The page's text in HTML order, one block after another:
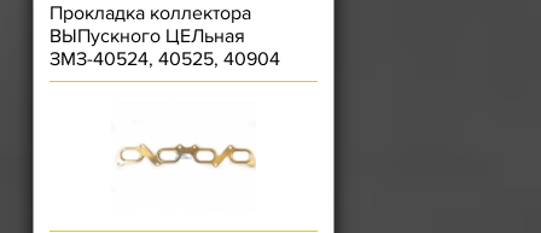
Прокладка коллектора
ВЫПускного ЦЕЛьная
ЗМЗ-40524, 40525, 40904
Фритекс (металлическая)